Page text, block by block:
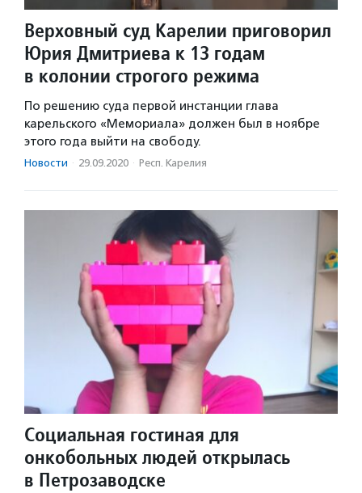
Верховный суд Карелии приговорил
Юрия Дмитриева к 13 годам
в колонии строгого режима
По решению суда первой инстанции глава
карельского «Мемориала» должен был в ноябре
этого года выйти на свободу.
Новости · 29.09.2020 · Респ. Карелия
Социальная гостиная для
онкобольных людей открылась
в Петрозаводске